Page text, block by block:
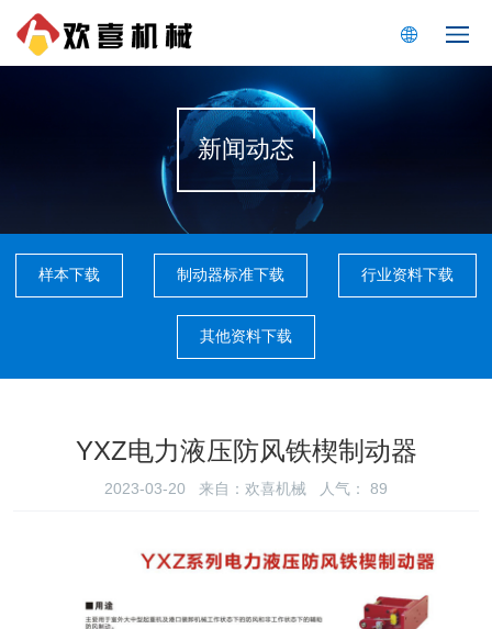
新闻动态
样本下载 制动器标准下载 行业资料下载
其他资料下载
YXZ电力液压防风铁楔制动器
2023-03-20 来自：欢喜机械 人气： 89